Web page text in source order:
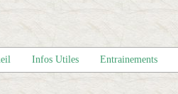
Infos Utiles Entrainements